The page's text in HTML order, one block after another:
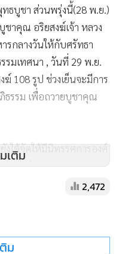
ธบูชา ส่วนพรุ่งนี้(28 พ.ย.)
าคุณ อริยสงฆ์เจ้า หลวง
รกลางวันให้กับศรัทธา
รมเทศนา , วันที่ 29 พ.ย.
108 รูป ช่วงเย็นจะมีการ
ธรรม เพื่อถวายบูชาคุณ
งได้จัดให้มีนิทรรศการองค์
ตามหลักพระพุทธศาสนา
าชนชาวลำปาง รวมถึงผู้
เติม
2,472
ม